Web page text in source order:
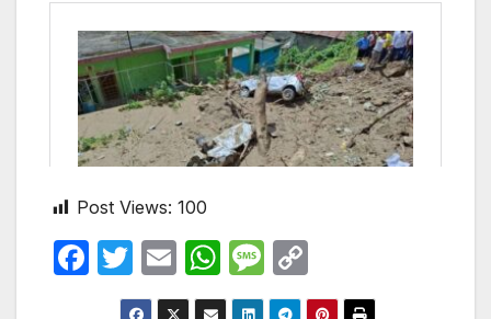
Post Views: 100
F
T
w
E
m
W
h
M
e o